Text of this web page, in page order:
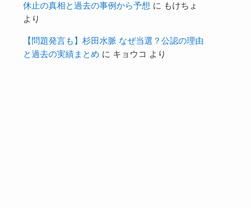
休止の真相と過去の事例から予想 に もけちょ
より
【問題発言も】杉田水脈 なぜ当選？公認の理由
と過去の実績まとめ に キョウコ より